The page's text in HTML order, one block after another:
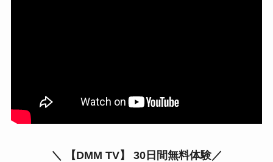
＼ 【DMM TV】 30日間無料体験／